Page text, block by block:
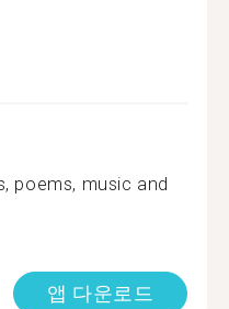
poems, music and
앱 다운로드